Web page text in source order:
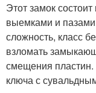
Этот замок
выемками и
сложность, класс
взломать
смещения пластин.
ключа с